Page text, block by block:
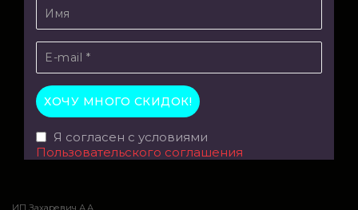
Я согласен с условиями
Пользовательского соглашения
ИП Захаревич А.А.